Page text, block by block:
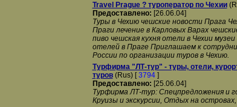
Travel Prague ? туроператор по Чехии
Предоставлено: [26.06.04]
Туры в Чехию чешские новости Прага
Праги лечение в Карловых Варах
пиво чешская кухня отели в Чехии
отелей в Праге Приглашаем к
России по организации туров в Чехию.
Турфирма "ЛТ-тур" - туры, отели,
туров(Rus) [3794]
Предоставлено: [25.06.04]
Турфирма ЛТ-тур: Спецпредложения и
Круизы и экскурсии, Отдых на